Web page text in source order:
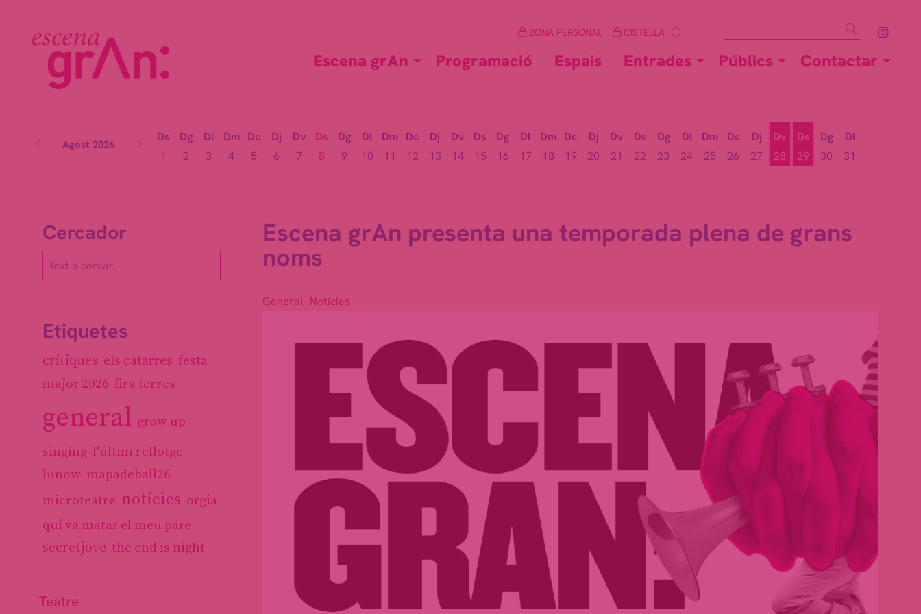
Link
Cercar
ZONA PERSONAL CISTELLA
Escena grAn Programació Espais Entrades Públics Contactar
Agost 2026
Ds
1
Dg
2
Dl
3
Dm
4
Dc
5
Dj
6
Dv
7
Ds
8
Dg
9
Dl
10
Dm
11
Dc
12
Dj
13
Dv
14
Ds
15
Dg
16
Dl
17
Dm
18
Dc
19
Dj
20
Dv
21
Ds
22
Dg
23
Dl
24
Dm
25
Dc
26
Dj
27
Dv
28
Ds
29
Dg
30
Dl
31
Escena grAn presenta una temporada plena de grans
noms
General Notícies
Cercador
Etiquetes
crítiques els catarres festa
major 2026 fira terres
general grow up
singing l'últim rellotge
lunow mapadeball26
microteatre notícies orgia
qui va matar el meu pare
secretjove the end is night
Teatre